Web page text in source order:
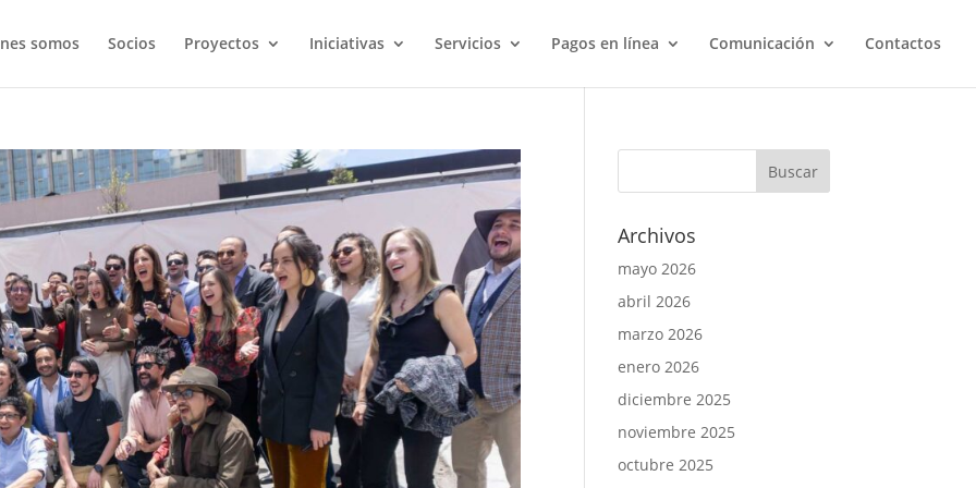
somos Socios Proyectos Iniciativas Servicios Pagos en línea Comunicación Contactos
Archivos
mayo 2026
abril 2026
marzo 2026
enero 2026
diciembre 2025
noviembre 2025
octubre 2025